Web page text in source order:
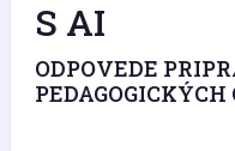
S AI
ODPOVEDE